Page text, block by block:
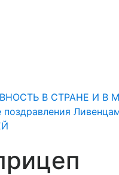
В СТРАНЕ И В
поздравления